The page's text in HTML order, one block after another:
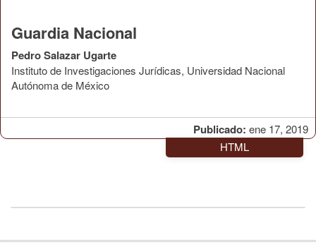
Publicado: ene 17, 2019
Guardia Nacional
Pedro Salazar Ugarte
Instituto de Investigaciones Jurídicas, Universidad Nacional
Autónoma de México
HTML